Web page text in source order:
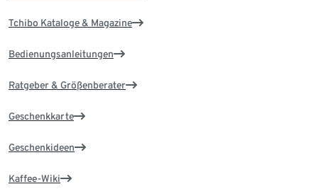
Tchibo Kataloge & Magazine
Bedienungsanleitungen
Ratgeber & Größenberater
Geschenkkarte
Geschenkideen
Kaffee-Wiki